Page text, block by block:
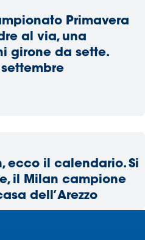
Primavera
al via, una
girone da sette.
ecco il calendario. Si
il Milan campione
dell’Arezzo